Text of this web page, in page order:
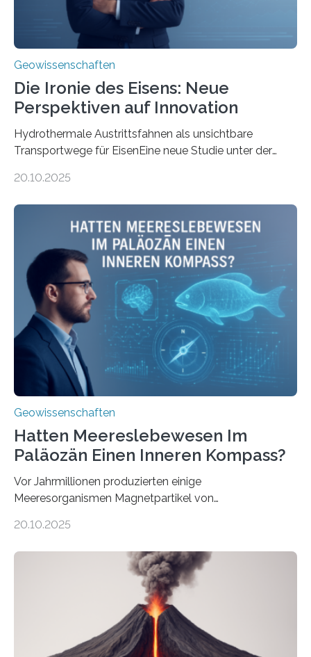
Geowissenschaften
Die Ironie des Eisens: Neue
Perspektiven auf Innovation
Hydrothermale Austrittsfahnen als unsichtbare
Transportwege für EisenEine neue Studie unter der
Umweltwissenschaften der Universität Bremen –
Stoffkreislauf im Ozean prägen. Die Überblicksstudie
mit dem Titel „Iron’s Irony“ ist in Communications Earth
& Environment erschienen. Die Studie fasst bestehende
Forschungsergebnisse zusammen und interpretiert sie
neu, um zu erklären, wie Eisen, das aus hydrothermalen
Systemen freigesetzt wird, über ganze Ozeanbecken
transportiert werden kann. „Das…
20.10.2025
Geowissenschaften
Hatten Meereslebewesen Im
Paläozän Einen Inneren Kompass?
Vor Jahrmillionen produzierten einige
Meeresorganismen Magnetpartikel von
Sedimenten zu finden sind. Nun ist es einem
Domänen auf einem dieser „Riesenmagnetfossilien” mit
einer raffinierten Methode an der Diamond-
Röntgenquelle zu kartieren. Ihre Analyse zeigt, dass
diese Partikel es den Organismen ermöglicht haben
könnten, winzige Schwankungen sowohl in der
Richtung als auch in der Intensität des Erdmagnetfelds
20.10.2025